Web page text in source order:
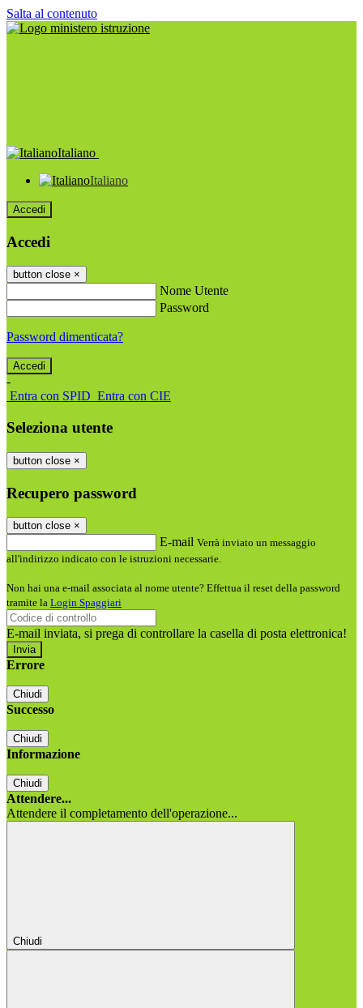
Salta al contenuto
Italiano
Italiano
Accedi
Accedi
button close ×
Nome Utente
Password
Password dimenticata?
-
Entra con SPID Entra con CIE
Seleziona utente
button close ×
Recupero password
button close ×
E-mail Verrà inviato un messaggio
all'indirizzo indicato con le istruzioni necessarie.
Non hai una e-mail associata al nome utente? Effettua il reset della password
tramite la Login Spaggiari
E-mail inviata, si prega di controllare la casella di posta elettronica!
Errore
Chiudi
Successo
Chiudi
Informazione
Chiudi
Attendere...
Attendere il completamento dell'operazione...
Chiudi